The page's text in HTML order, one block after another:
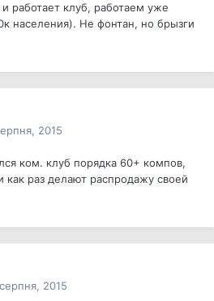
работает клуб, работаем уже
населения). Не фонтан, но брызги
2015
ком. клуб порядка 60+ компов,
как раз делают распродажу своей
2015